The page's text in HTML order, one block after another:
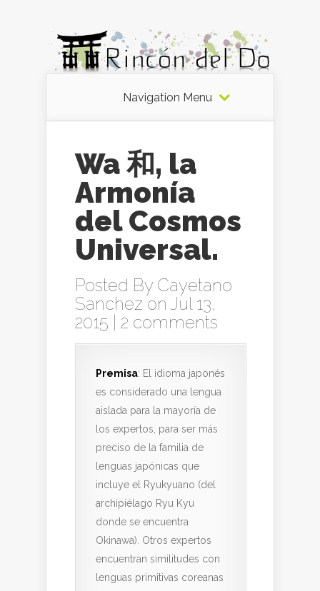
Navigation Menu
Wa 和, la
Armonía
del Cosmos
Universal.
Posted By Cayetano
Sanchez on Jul 13,
2015 | 2 comments
Premisa: El idioma japonés
es considerado una lengua
aislada para la mayoría de
los expertos, para ser más
preciso de la familia de
lenguas japónicas que
incluye el Ryukyuano (del
archipiélago Ryu Kyu
donde se encuentra
Okinawa). Otros expertos
encuentran similitudes con
lenguas primitivas coreanas